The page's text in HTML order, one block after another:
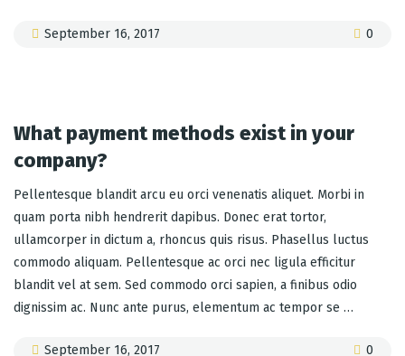
September 16, 2017 0
What payment methods exist in your
company?
Pellentesque blandit arcu eu orci venenatis aliquet. Morbi in
quam porta nibh hendrerit dapibus. Donec erat tortor,
ullamcorper in dictum a, rhoncus quis risus. Phasellus luctus
commodo aliquam. Pellentesque ac orci nec ligula efficitur
blandit vel at sem. Sed commodo orci sapien, a finibus odio
dignissim ac. Nunc ante purus, elementum ac tempor se …
September 16, 2017 0